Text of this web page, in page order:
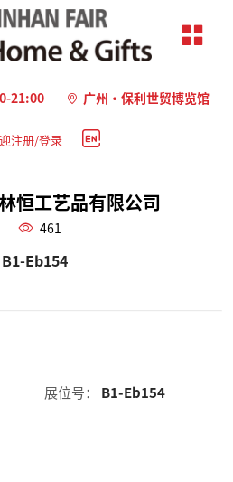
21:00 广州·保利世贸博览馆
注册/登录
恒工艺品有限公司
461
B1-Eb154
展位号： B1-Eb154